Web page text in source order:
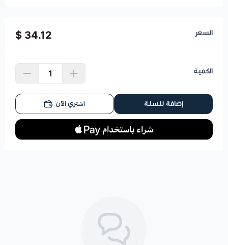
السعر 34.12 $
الكمية
إضافة للسلة اشتري الآن